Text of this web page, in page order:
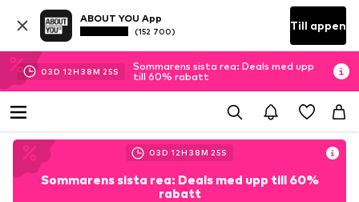
ABOUT YOU App
(152 700) Till appen
03D 12H 38M 24S
Sommarens sista rea: Deals med upp
till 60% rabatt
03D 12H 38M 24S
Sommarens sista rea: Deals med upp till 60%
rabatt